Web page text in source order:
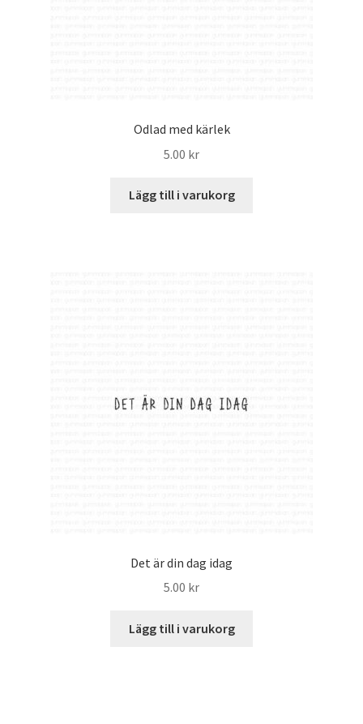
Odlad med kärlek
5.00 kr
Lägg till i varukorg
Det är din dag idag
5.00 kr
Lägg till i varukorg